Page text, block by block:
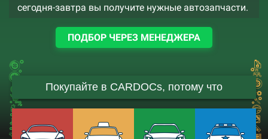
сегодня-завтра вы получите нужные автозапчасти.
ПОДБОР ЧЕРЕЗ МЕНЕДЖЕРА
Покупайте в CARDOCs, потому что